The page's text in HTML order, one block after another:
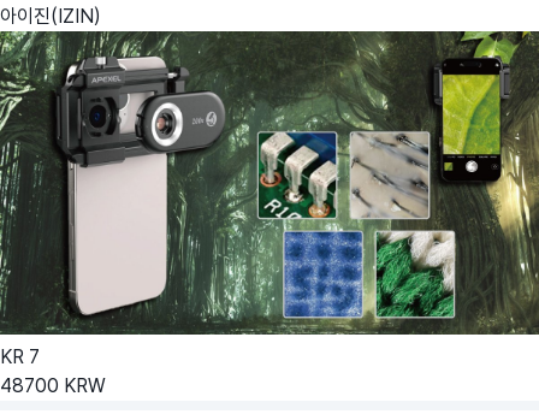
아이진(IZIN)
KR 7
48700 KRW